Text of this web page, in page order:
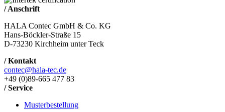
/ Anschrift
HALA Contec GmbH & Co. KG
Hans-Böckler-Straße 15
D-73230 Kirchheim unter Teck
/ Kontakt
contec@hala-tec.de
+49 (0)89-665 477 83
/ Service
Musterbestellung